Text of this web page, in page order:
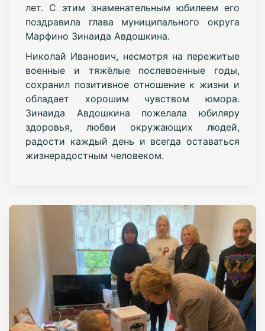
лет. С этим знаменательным юбилеем его
поздравила глава муниципального округа
Марфино Зинаида Авдошкина.
Николай Иванович, несмотря на пережитые
военные и тяжёлые послевоенные годы,
сохранил позитивное отношение к жизни и
обладает хорошим чувством юмора.
Зинаида Авдошкина пожелала юбиляру
здоровья, любви окружающих людей,
радости каждый день и всегда оставаться
жизнерадостным человеком.